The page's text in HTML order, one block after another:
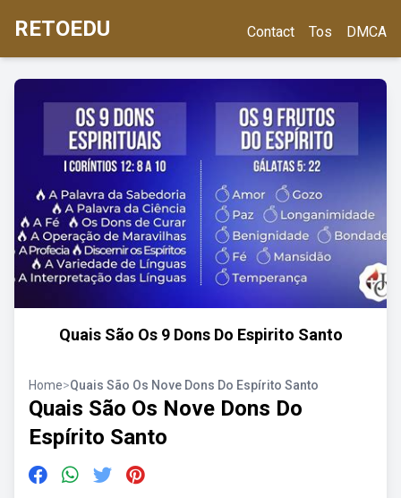
RETOEDU Contact Tos DMCA
Quais São Os 9 Dons Do Espirito Santo
Home>Quais São Os Nove Dons Do Espírito Santo
Quais São Os Nove Dons Do
Espírito Santo